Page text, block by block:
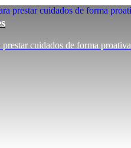
cuidados de forma proativa